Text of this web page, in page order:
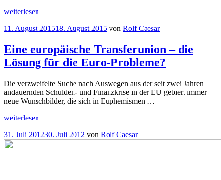
„Gastbeitrag
dem
zur
„Vollendung“
der
und
Währungsunion?“
weiterlesen
Veröffentlicht
11. August 201518. August 2015 von Rolf Caesar
Eine europäische Transferunion – die
Lösung für die Euro-Probleme?
Die verzweifelte Suche nach Auswegen aus der seit zwei Jahren
andauernden Schulden- und Finanzkrise in der EU gebiert immer
neue Wunschbilder, die sich in Euphemismen …
„Eine
Transferunion
–
für
weiterlesen
Veröffentlicht
am
31. Juli 201230. Juli 2012 von Rolf Caesar